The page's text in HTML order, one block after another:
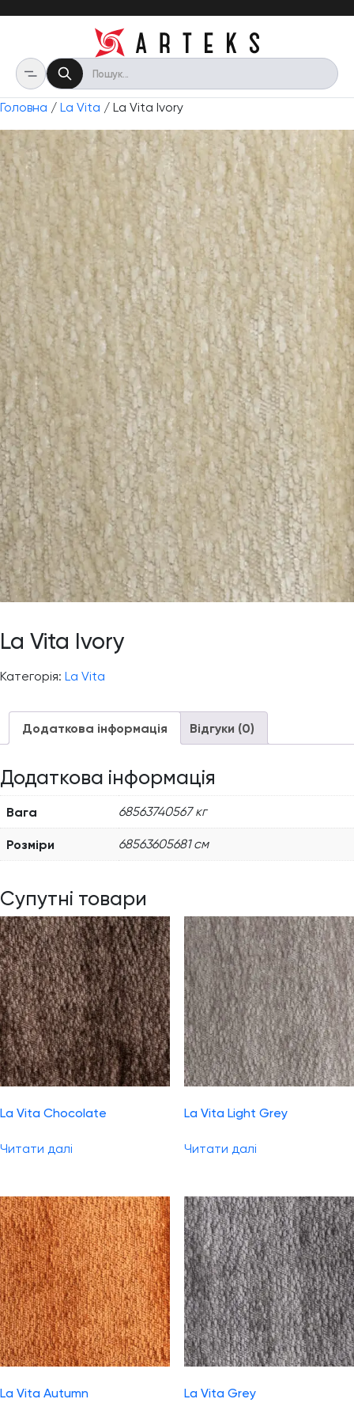
Головна / La Vita / La Vita Ivory
La Vita Ivory
Категорія: La Vita
Додаткова інформація Відгуки (0)
Додаткова інформація
Вага 68563740567 кг
Розміри 68563605681 см
Супутні товари
La Vita Chocolate
Читати далі
La Vita Light Grey
Читати далі
La Vita Autumn La Vita Grey